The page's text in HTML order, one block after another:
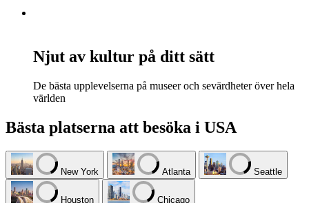
Njut av kultur på ditt sätt
De bästa upplevelserna på museer och sevärdheter över hela
världen
Bästa platserna att besöka i USA
New York Atlanta Seattle
Houston Chicago